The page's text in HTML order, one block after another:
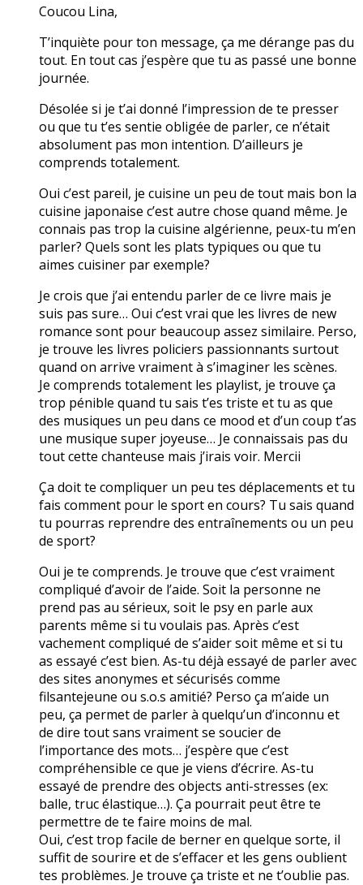
Coucou Lina,
T’inquiète pour ton message, ça me dérange pas du
tout. En tout cas j’espère que tu as passé une bonne
journée.
Désolée si je t’ai donné l’impression de te presser
ou que tu t’es sentie obligée de parler, ce n’était
absolument pas mon intention. D’ailleurs je
comprends totalement.
Oui c’est pareil, je cuisine un peu de tout mais bon la
cuisine japonaise c’est autre chose quand même. Je
connais pas trop la cuisine algérienne, peux-tu m’en
parler? Quels sont les plats typiques ou que tu
aimes cuisiner par exemple?
Je crois que j’ai entendu parler de ce livre mais je
suis pas sure… Oui c’est vrai que les livres de new
romance sont pour beaucoup assez similaire. Perso,
je trouve les livres policiers passionnants surtout
quand on arrive vraiment à s’imaginer les scènes.
Je comprends totalement les playlist, je trouve ça
trop pénible quand tu sais t’es triste et tu as que
des musiques un peu dans ce mood et d’un coup t’as
une musique super joyeuse… Je connaissais pas du
tout cette chanteuse mais j’irais voir. Mercii
Ça doit te compliquer un peu tes déplacements et tu
fais comment pour le sport en cours? Tu sais quand
tu pourras reprendre des entraînements ou un peu
de sport?
Oui je te comprends. Je trouve que c’est vraiment
compliqué d’avoir de l’aide. Soit la personne ne
prend pas au sérieux, soit le psy en parle aux
parents même si tu voulais pas. Après c’est
vachement compliqué de s’aider soit même et si tu
as essayé c’est bien. As-tu déjà essayé de parler avec
des sites anonymes et sécurisés comme
filsantejeune ou s.o.s amitié? Perso ça m’aide un
peu, ça permet de parler à quelqu’un d’inconnu et
de dire tout sans vraiment se soucier de
l’importance des mots… j’espère que c’est
compréhensible ce que je viens d’écrire. As-tu
essayé de prendre des objects anti-stresses (ex:
balle, truc élastique…). Ça pourrait peut être te
permettre de te faire moins de mal.
Oui, c’est trop facile de berner en quelque sorte, il
suffit de sourire et de s’effacer et les gens oublient
tes problèmes. Je trouve ça triste et ne t’oublie pas.